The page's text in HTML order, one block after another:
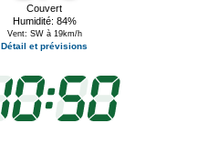
Couvert
Humidité: 84%
Vent: SW à 19km/h
Détail et prévisions